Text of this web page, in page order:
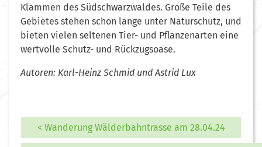
Klammen des Südschwarzwaldes. Große Teile des
Gebietes stehen schon lange unter Naturschutz, und
bieten vielen seltenen Tier- und Pflanzenarten eine
wertvolle Schutz- und Rückzugsoase.
Autoren: Karl-Heinz Schmid und Astrid Lux
< Wanderung Wälderbahntrasse am 28.04.24